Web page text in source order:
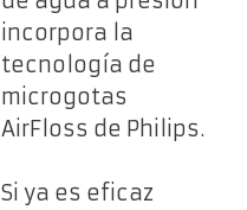
incorpora la
tecnología de
microgotas
AirFloss de Philips.
Si ya es eficaz